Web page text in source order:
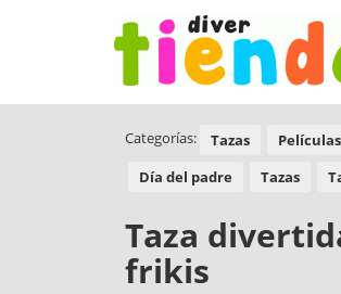
Categorías: Tazas Películas
Día del padre
Tazas
Taza
frikis